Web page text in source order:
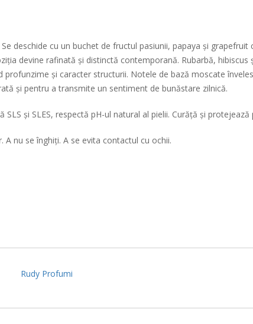
deschide cu un buchet de fructul pasiunii, papaya și
devine rafinată și distinctă contemporană. Rubarbă,
și caracter structurii. Notele de bază moscate
și pentru a transmite un sentiment de bunăstare zilnică.
SLS și SLES, respectă pH-ul natural al pielii. Curăță și
A nu se înghiți. A se evita contactul cu ochii.
Rudy Profumi